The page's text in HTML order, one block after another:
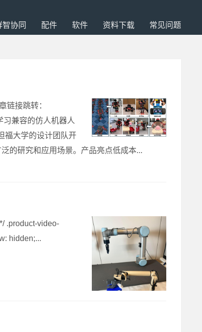
智协同 配件 软件 资料下载 常见问题
链接跳转：
习兼容的仿人机器人
福大学的设计团队开
的研究和应用场景。产品亮点低成本...
.product-video-
hidden;...